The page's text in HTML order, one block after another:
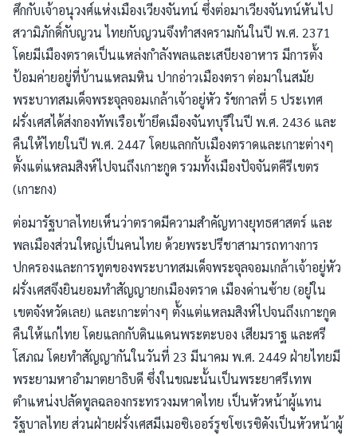
ศึกกับเจ้าอนุวงศ์แห่งเมืองเวียงจันทน์ ซึ่งต่อมาเวียงจันทน์หันไป
สวามิภักดิ์กับญวน ไทยกับญวนจึงทำสงครามกันในปี พ.ศ. 2371
โดยมีเมืองตราดเป็นแหล่งกำลังพลและเสบียงอาหาร มีการตั้ง
ป้อมค่ายอยู่ที่บ้านแหลมหิน ปากอ่าวเมืองตรา ต่อมาในสมัย
พระบาทสมเด็จพระจุลจอมเกล้าเจ้าอยู่หัว รัชกาลที่ 5 ประเทศ
ฝรั่งเศสได้ส่งกองทัพเรือเข้ายึดเมืองจันทบุรีในปี พ.ศ. 2436 และ
คืนให้ไทยในปี พ.ศ. 2447 โดยแลกกับเมืองตราดและเกาะต่างๆ
ตั้งแต่แหลมสิงห์ไปจนถึงเกาะกูด รวมทั้งเมืองปัจจันตคีรีเขตร
(เกาะกง)
ต่อมารัฐบาลไทยเห็นว่าตราดมีความสำคัญทางยุทธศาสตร์ และ
พลเมืองส่วนใหญ่เป็นคนไทย ด้วยพระปรีชาสามารถทางการ
ปกครองและการทูตของพระบาทสมเด็จพระจุลจอมเกล้าเจ้าอยู่หัว
ฝรั่งเศสจึงยินยอมทำสัญญายกเมืองตราด เมืองด่านซ้าย (อยู่ใน
เขตจังหวัดเลย) และเกาะต่างๆ ตั้งแต่แหลมสิงห์ไปจนถึงเกาะกูด
คืนให้แก่ไทย โดยแลกกับดินแดนพระตะบอง เสียมราฐ และศรี
โสภณ โดยทำสัญญากันในวันที่ 23 มีนาคม พ.ศ. 2449 ฝ่ายไทยมี
พระยามหาอำมาตยาธิบดี ซึ่งในขณะนั้นเป็นพระยาศรีเทพ
ตำแหน่งปลัดทูลฉลองกระทรวงมหาดไทย เป็นหัวหน้าผู้แทน
รัฐบาลไทย ส่วนฝ่ายฝรั่งเศสมีเมอซิเออร์รูซโซเรซิดังเป็นหัวหน้าผู้